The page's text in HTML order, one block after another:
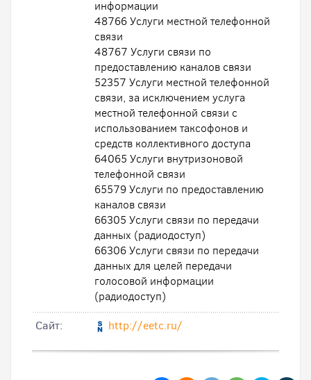
информации
48766 Услуги местной телефонной
связи
48767 Услуги связи по
предоставлению каналов связи
52357 Услуги местной телефонной
связи, за исключением услуга
местной телефонной связи с
использованием таксофонов и
средств коллективного доступа
64065 Услуги внутризоновой
телефонной связи
65579 Услуги по предоставлению
каналов связи
66305 Услуги связи по передачи
данных (радиодоступ)
66306 Услуги связи по передачи
данных для целей передачи
голосовой информации
(радиодоступ)
Cайт:
http://eetc.ru/